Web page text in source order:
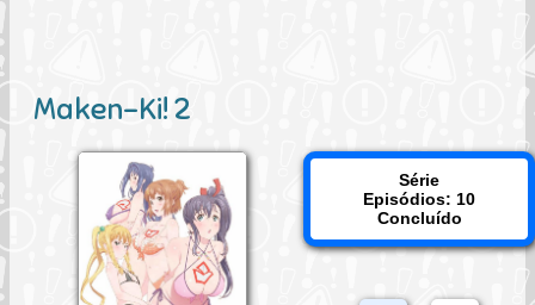
Maken-Ki! 2
Série
Episódios: 10
Concluído